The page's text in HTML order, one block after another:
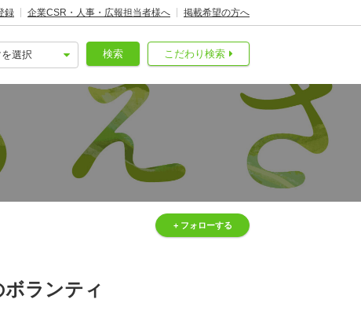
録 企業CSR・人事・広報担当者様へ 掲載希望の方へ
こだわり検索
検索
+ フォローする
ランティ